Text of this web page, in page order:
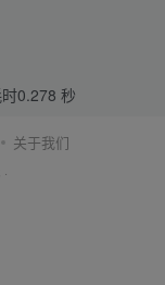
0.278 秒
关于我们
·